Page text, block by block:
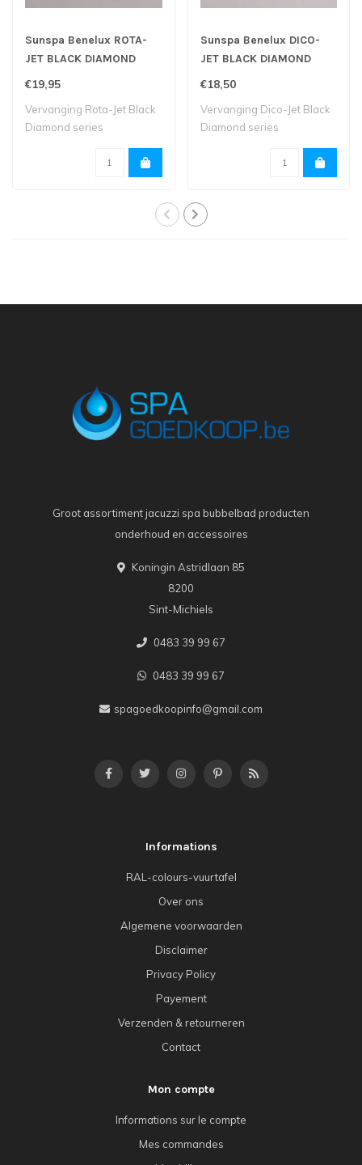
Sunspa Benelux ROTA-
JET BLACK DIAMOND
SERIE
€19,95
Vervanging Rota-Jet Black
Diamond series
Sunspa Benelux DICO-
JET BLACK DIAMOND
SERIE
€18,50
Vervanging Dico-Jet Black
Diamond series
Groot assortiment jacuzzi spa bubbelbad producten
onderhoud en accessoires
Koningin Astridlaan 85
8200
Sint-Michiels
0483 39 99 67
0483 39 99 67
spagoedkoopinfo@gmail.com
Informations
RAL-colours-vuurtafel
Over ons
Algemene voorwaarden
Disclaimer
Privacy Policy
Payement
Verzenden & retourneren
Contact
Mon compte
Informations sur le compte
Mes commandes